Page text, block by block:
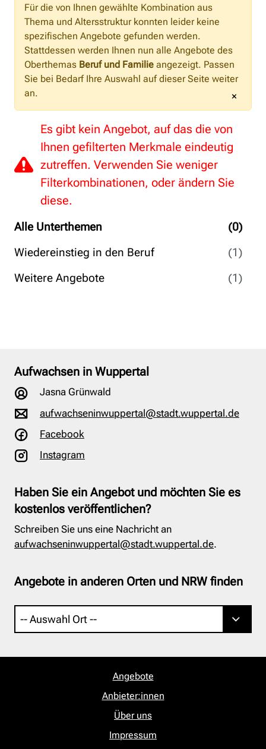
Alle Unterthemen
(0)
Wiedereinstieg in den Beruf
(1)
Weitere Angebote
(1)
Für die von Ihnen gewählte Kombination aus
Thema und Altersstruktur konnten leider keine
spezifischen Angebote gefunden werden.
Stattdessen werden Ihnen nun alle Angebote des
Oberthemas Beruf und Familie angezeigt. Passen
Sie bei Bedarf Ihre Auswahl auf dieser Seite weiter
an.
×
Es gibt kein Angebot, auf das die von
Ihnen gefilterten Merkmale eindeutig
zutreffen. Verwenden Sie weniger
Filterkombinationen, oder ändern Sie
diese.
Aufwachsen in Wuppertal
Jasna Grünwald
aufwachseninwuppertal@stadt.wuppertal.de
Facebook
Instagram
Haben Sie ein Angebot und möchten Sie es
kostenlos veröffentlichen?
Schreiben Sie uns eine Nachricht an
aufwachseninwuppertal@stadt.wuppertal.de.
Angebote in anderen Orten und NRW finden
Angebote
Anbieter:innen
Über uns
Impressum